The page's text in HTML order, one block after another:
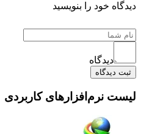
خود را بنویسید
دیدگاه
نرم‌افزارهای کاربردی